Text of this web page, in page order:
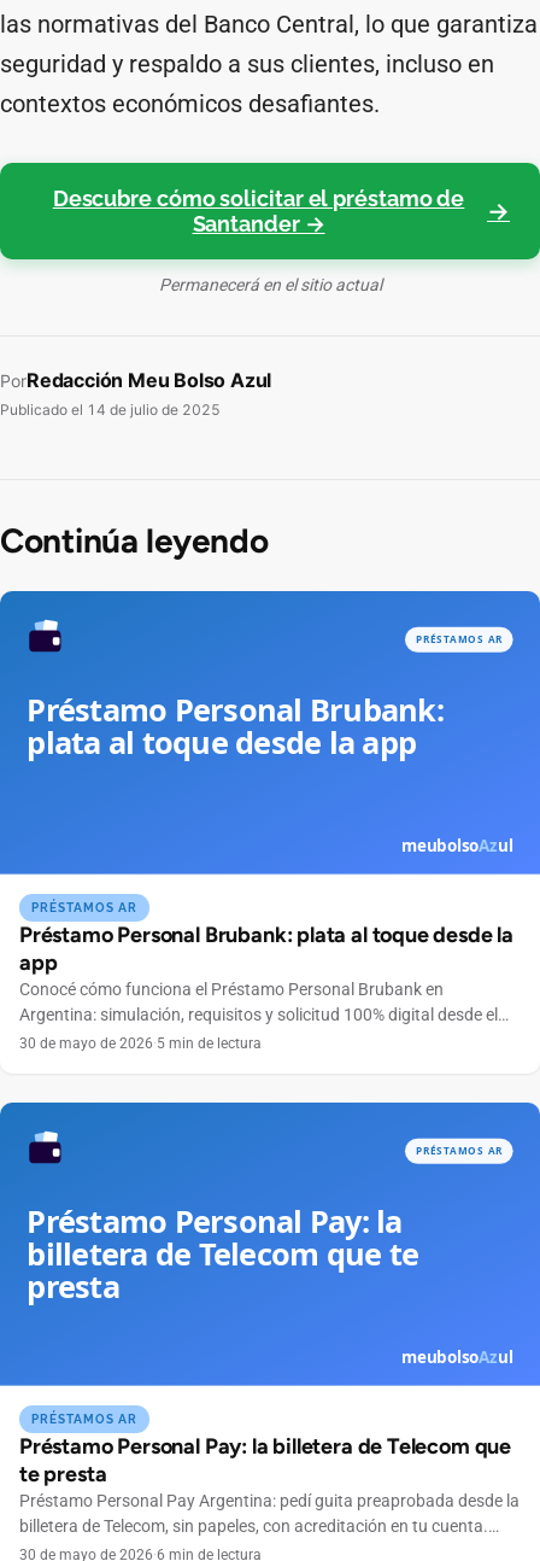
las normativas del Banco Central, lo que garantiza
seguridad y respaldo a sus clientes, incluso en
contextos económicos desafiantes.
Descubre cómo solicitar el préstamo de
Santander →
Permanecerá en el sitio actual
PorRedacción Meu Bolso Azul
Publicado el 14 de julio de 2025
Continúa leyendo
PRÉSTAMOS AR
Préstamo Personal Brubank: plata al toque desde la
app
Conocé cómo funciona el Préstamo Personal Brubank en
Argentina: simulación, requisitos y solicitud 100% digital desde el
celular, sin sucursales.
30 de mayo de 2026·5 min de lectura
PRÉSTAMOS AR
Préstamo Personal Pay: la billetera de Telecom que
te presta
Préstamo Personal Pay Argentina: pedí guita preaprobada desde la
billetera de Telecom, sin papeles, con acreditación en tu cuenta.
Conocé condiciones.
30 de mayo de 2026·6 min de lectura